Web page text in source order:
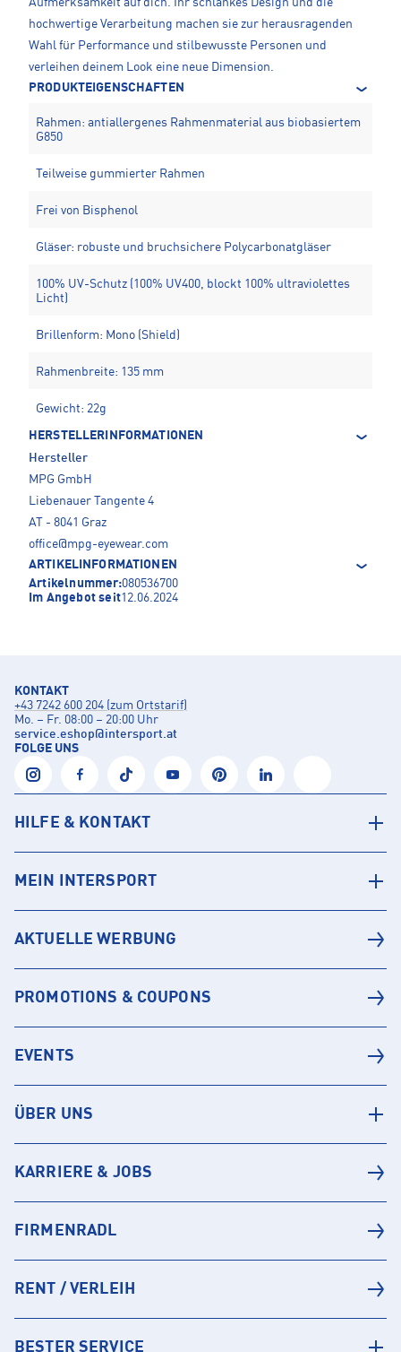
hochwertige Verarbeitung machen sie zur herausragenden
Wahl für Performance und stilbewusste Personen und
verleihen deinem Look eine neue Dimension.
PRODUKTEIGENSCHAFTEN
Rahmen: antiallergenes Rahmenmaterial aus biobasiertem
G850
Teilweise gummierter Rahmen
Frei von Bisphenol
Gläser: robuste und bruchsichere Polycarbonatgläser
100% UV-Schutz (100% UV400, blockt 100% ultraviolettes
Licht)
Brillenform: Mono (Shield)
Rahmenbreite: 135 mm
Gewicht: 22g
HERSTELLERINFORMATIONEN
Hersteller
MPG GmbH
Liebenauer Tangente 4
AT - 8041 Graz
office@mpg-eyewear.com
ARTIKELINFORMATIONEN
Artikelnummer:080536700
Im Angebot seit12.06.2024
KONTAKT
+43 7242 600 204 (zum Ortstarif)
Mo. – Fr. 08:00 – 20:00 Uhr
service.eshop@intersport.at
FOLGE UNS
HILFE & KONTAKT
MEIN INTERSPORT
AKTUELLE WERBUNG
PROMOTIONS & COUPONS
EVENTS
ÜBER UNS
KARRIERE & JOBS
FIRMENRADL
RENT / VERLEIH
BESTER SERVICE